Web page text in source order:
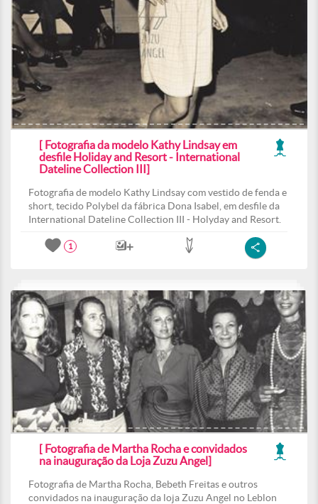
[ Fotografia da modelo Kathy Lindsay em
desfile Holiday and Resort - International
Dateline Collection III]
Fotografia de modelo Kathy Lindsay com vestido de fenda e
short, tecido Polybel da fábrica Dona Isabel, em desfile da
International Dateline Collection III - Holyday and Resort.
1
[ Fotografia de Martha Rocha e convidados
na inauguração da Loja Zuzu Angel]
Fotografia de Martha Rocha, Bebeth Freitas e outros
convidados na inauguração da loja Zuzu Angel no Leblon